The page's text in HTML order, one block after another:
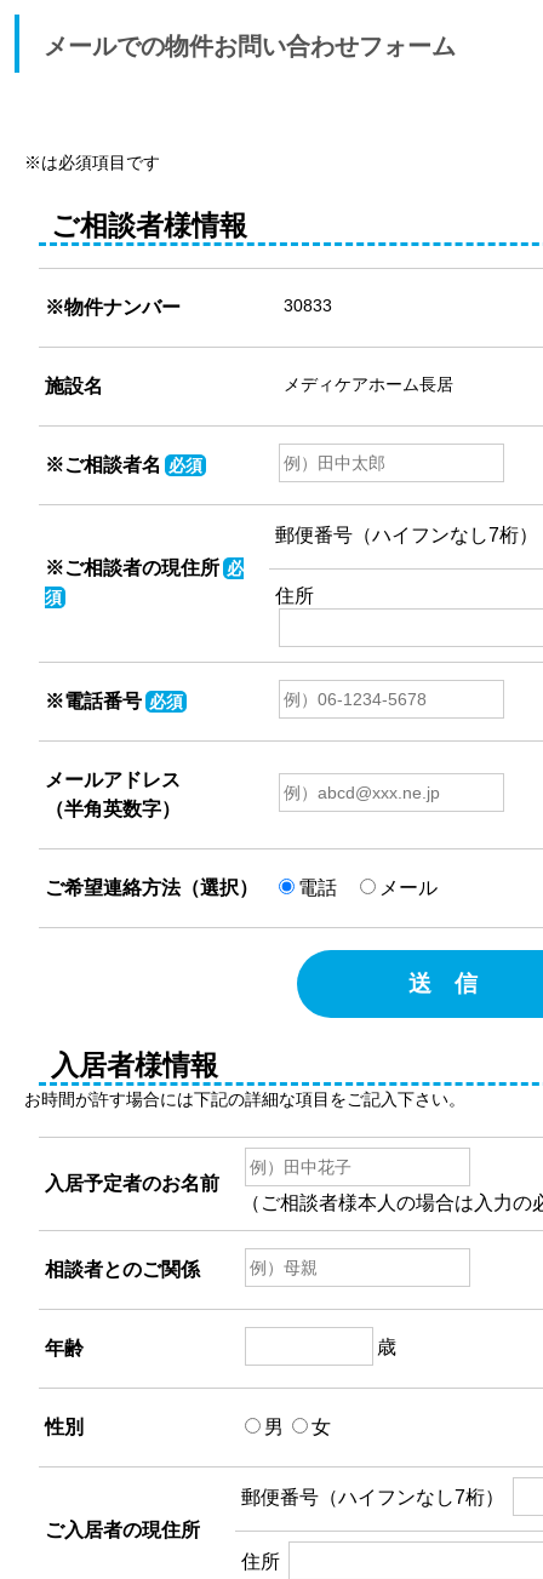
メールでの物件お問い合わせフォーム
※は必須項目です
ご相談者様情報
※物件ナンバー
施設名
※ご相談者名 必須
※ご相談者の現住所 必
須
郵便番号（ハイフンなし7桁）
住所
※電話番号 必須
メールアドレス
（半角英数字）
ご希望連絡方法（選択） 電話 メール
送 信
入居者様情報
お時間が許す場合には下記の詳細な項目をご記入下さい。
入居予定者のお名前
（ご相談者様本人の場合は入力
相談者とのご関係
年齢 歳
性別 男 女
ご入居者の現住所
郵便番号（ハイフンなし7桁）
住所